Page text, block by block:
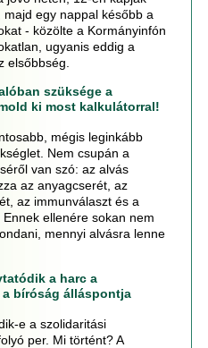
egy nappal később a
- közölte a Kormányinfón
ugyanis eddig a
elsőbbség.
szüksége a
ki most kalkulátorral!
mégis leginkább
Nem csupán a
van szó: az alvás
az anyagcserét, az
az immunválaszt és a
ellenére sokan nem
mennyi alvásra lenne
a harc a
bíróság álláspontja
e a szolidaritási
per. Mi történt? A